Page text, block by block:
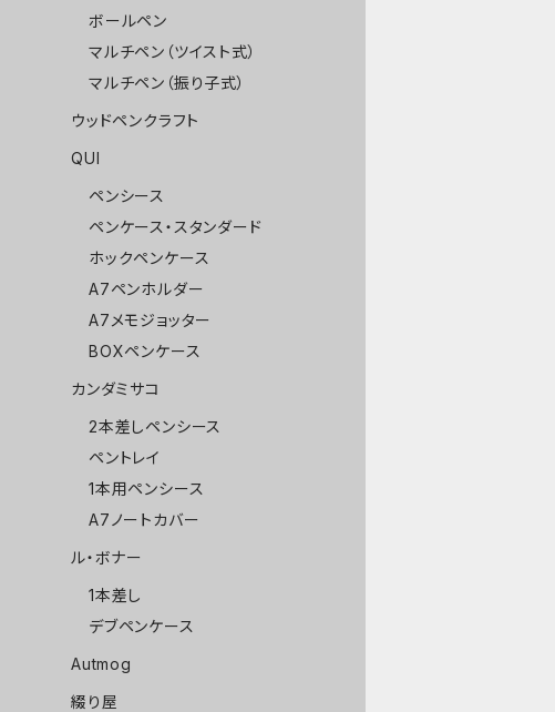
ボールペン
マルチペン（ツイスト式）
マルチペン（振り子式）
ウッドペンクラフト
QUI
ペンシース
ペンケース・スタンダード
ホックペンケース
A7ペンホルダー
A7メモジョッター
BOXペンケース
カンダミサコ
2本差しペンシース
ペントレイ
1本用ペンシース
A7ノートカバー
ル・ボナー
1本差し
デブペンケース
Autmog
綴り屋